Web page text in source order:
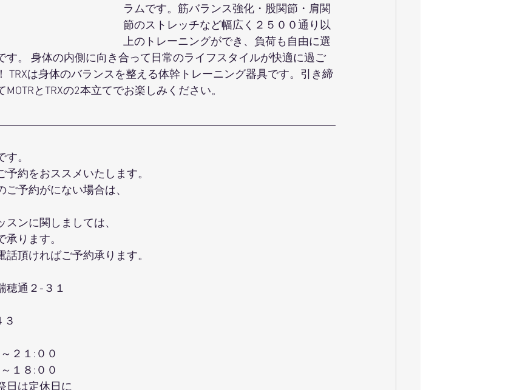
ラムです。筋バランス強化・股関節・肩関
節のストレッチなど幅広く２５００通り以
上のトレーニングができ、負荷も自由に選
す。 身体の内側に向き合って日常のライフスタイルが快適に過ご
TRXは身体のバランスを整える体幹トレーニング器具です。引き締
とTRXの2本立てでお楽しみください。
。
約をおススメいたします。
ご予約がにない場合は、
ンに関しましては、
ります。
頂ければご予約承ります。
穂通２-３１
２１:００
８:００
定休日に